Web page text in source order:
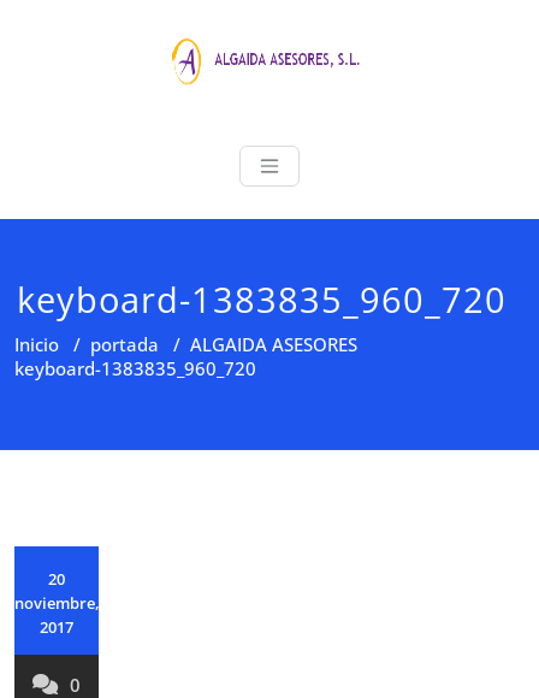
ALGAIDA
keyboard-1383835_960_720
Inicio / portada / ALGAIDA ASESORES
keyboard-1383835_960_720
20
noviembre,
2017
0